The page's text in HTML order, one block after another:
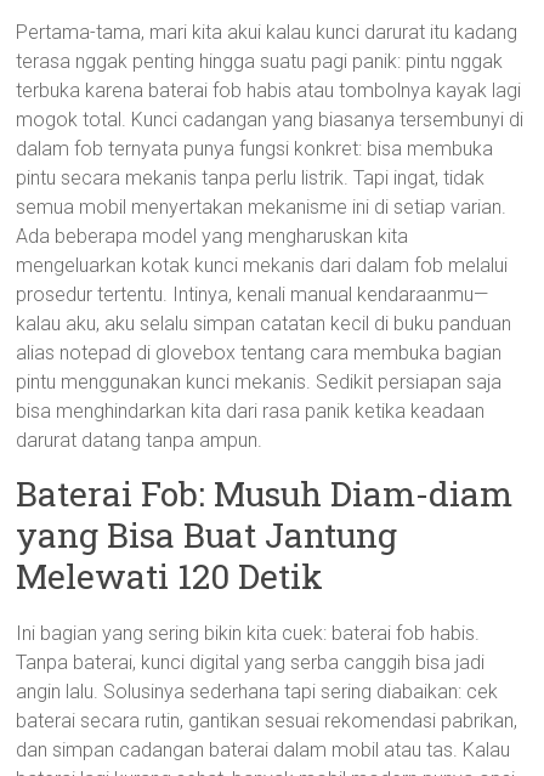
Pertama-tama, mari kita akui kalau kunci darurat itu kadang
terasa nggak penting hingga suatu pagi panik: pintu nggak
terbuka karena baterai fob habis atau tombolnya kayak lagi
mogok total. Kunci cadangan yang biasanya tersembunyi di
dalam fob ternyata punya fungsi konkret: bisa membuka
pintu secara mekanis tanpa perlu listrik. Tapi ingat, tidak
semua mobil menyertakan mekanisme ini di setiap varian.
Ada beberapa model yang mengharuskan kita
mengeluarkan kotak kunci mekanis dari dalam fob melalui
prosedur tertentu. Intinya, kenali manual kendaraanmu—
kalau aku, aku selalu simpan catatan kecil di buku panduan
alias notepad di glovebox tentang cara membuka bagian
pintu menggunakan kunci mekanis. Sedikit persiapan saja
bisa menghindarkan kita dari rasa panik ketika keadaan
darurat datang tanpa ampun.
Baterai Fob: Musuh Diam-diam
yang Bisa Buat Jantung
Melewati 120 Detik
Ini bagian yang sering bikin kita cuek: baterai fob habis.
Tanpa baterai, kunci digital yang serba canggih bisa jadi
angin lalu. Solusinya sederhana tapi sering diabaikan: cek
baterai secara rutin, gantikan sesuai rekomendasi pabrikan,
dan simpan cadangan baterai dalam mobil atau tas. Kalau